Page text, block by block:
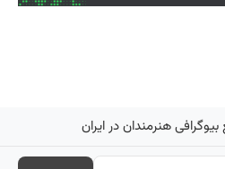
هنرمندان در ایران